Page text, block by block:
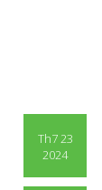
Th7 23
2024